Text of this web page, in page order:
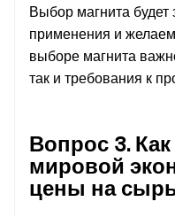
Выбор магнита будет
применения и
выборе магнита
так и требования к
Вопрос 3.
мировой
цены на